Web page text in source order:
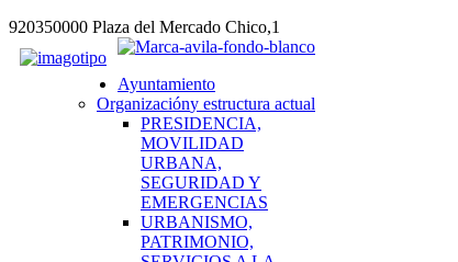
920350000 Plaza del Mercado Chico,1
Ayuntamiento
Organizacióny estructura actual
PRESIDENCIA,
MOVILIDAD
URBANA,
SEGURIDAD Y
EMERGENCIAS
URBANISMO,
PATRIMONIO,